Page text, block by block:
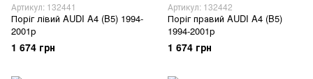
Артикул: 132441
Поріг лівий AUDI A4 (B5) 1994-
2001р
1 674 грн
Артикул: 132442
Поріг правий AUDI A4 (B5)
1994-2001р
1 674 грн